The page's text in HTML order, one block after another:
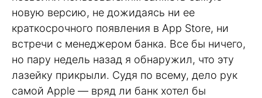
новую версию, не дожидаясь ни ее
краткосрочного появления в App Store, ни
встречи с менеджером банка. Все бы ничего,
но пару недель назад я обнаружил, что эту
лазейку прикрыли. Судя по всему, дело рук
самой Apple — вряд ли банк хотел бы